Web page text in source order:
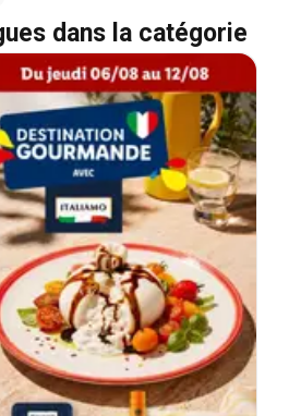
dans la catégorie